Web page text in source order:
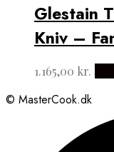
Glestain
Kniv –
1.165,00 kr.
© MasterCook.dk